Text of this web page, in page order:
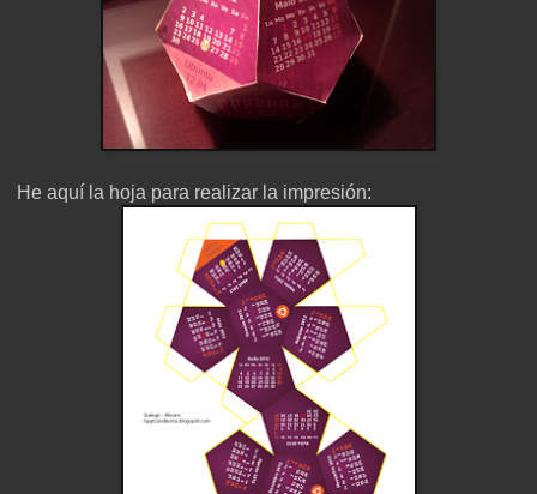
He aquí la hoja para realizar la impresión: